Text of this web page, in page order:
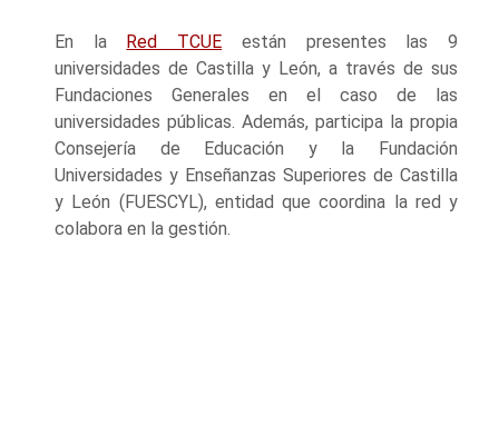
En la Red TCUE están presentes las 9
universidades de Castilla y León, a través de sus
Fundaciones Generales en el caso de las
universidades públicas. Además, participa la propia
Consejería de Educación y la Fundación
Universidades y Enseñanzas Superiores de Castilla
y León (FUESCYL), entidad que coordina la red y
colabora en la gestión.